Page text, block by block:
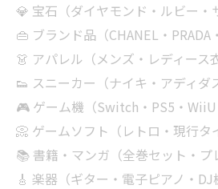
💎 宝石（ダイヤモンド・ルビー・
👜 ブランド品（CHANEL・PRADA
👗 アパレル（メンズ・レディース
👟 スニーカー（ナイキ・アディダ
🎮 ゲーム機（Switch・PS5・WiiU
📀 ゲームソフト（レトロ・現行タ
📚 書籍・マンガ（全巻セット・プ
🎸 楽器（ギター・電子ピアノ・DJ